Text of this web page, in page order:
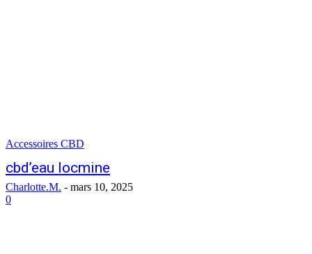
Accessoires CBD
cbd’eau locmine
Charlotte.M. - mars 10, 2025
0